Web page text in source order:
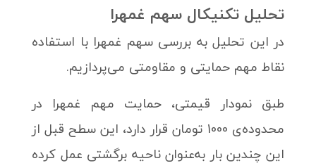
تحلیل تکنیکال سهم غمهرا
در این تحلیل به بررسی سهم غمهرا با استفاده
نقاط مهم حمایتی و مقاومتی می‌پردازیم.
طبق نمودار قیمتی، حمایت مهم غمهرا در
محدوده‌ی 1000 تومان قرار دارد، این سطح قبل از
این چندین بار به‌عنوان ناحیه برگشتی عمل کرده